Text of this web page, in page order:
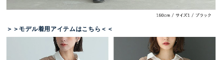
＞＞モデル着用アイテムはこちら＜＜